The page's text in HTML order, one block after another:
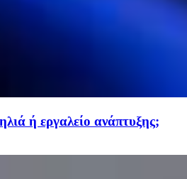
ή εργαλείο ανάπτυξης;